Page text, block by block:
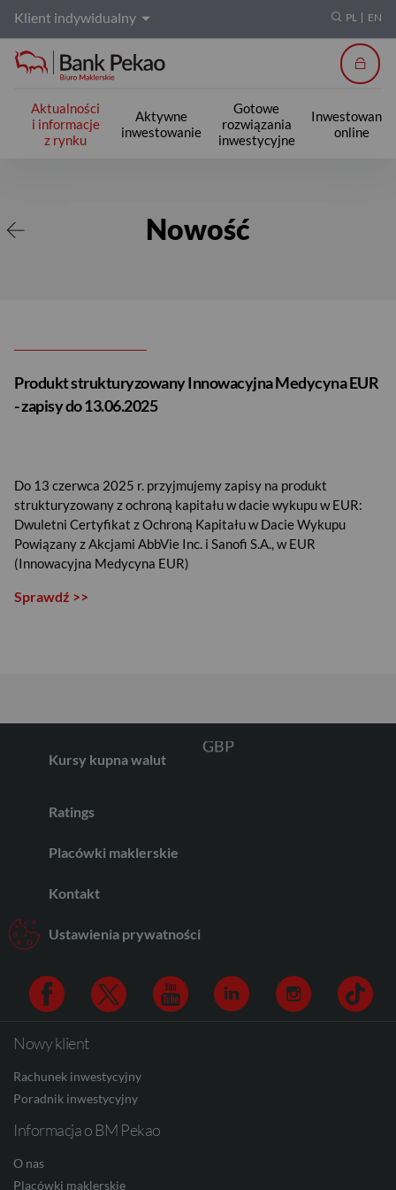
Klient indywidualny PL EN
Aktualności
i informacje
z rynku
Aktywne
inwestowanie
Gotowe
rozwiązania
inwestycyjne
Inwestowanie
online
Nowość
Produkt strukturyzowany Innowacyjna Medycyna EUR
- zapisy do 13.06.2025
Do 13 czerwca 2025 r. przyjmujemy zapisy na produkt
strukturyzowany z ochroną kapitału w dacie wykupu w EUR:
Dwuletni Certyfikat z Ochroną Kapitału w Dacie Wykupu
Powiązany z Akcjami AbbVie Inc. i Sanofi S.A., w EUR
(Innowacyjna Medycyna EUR)
Sprawdź >>
Kursy kupna walut
Ratings
Placówki maklerskie
Kontakt
Ustawienia prywatności
Facebook
Nowy klient
Rachunek inwestycyjny
Poradnik inwestycyjny
Informacja o BM Pekao
O nas
Placówki maklerskie